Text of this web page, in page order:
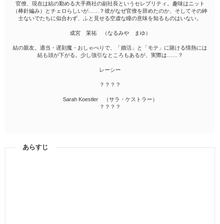
官僚、現在は結の勤める大手商社の副社長というセレブリティ。趣味はニット
（棒針編み）とチェロらしいが……？彼がなぜ官僚を辞めたのか、そしてその紳
士ないでたちに似合わず、ふと見せる空虚な瞳の意味を知るものはいない。
成宮 茉祐 （なるみや まゆ）
結の親友。適当・遅刻魔・おしゃべりで、「婚活」と「モテ」に賭ける情熱には
結も頭が下がる。少し強引なところもあるが、実際は……？
レーシー
？？？？
Sarah Koestler （サラ・ケストラー）
？？？？
あらすじ